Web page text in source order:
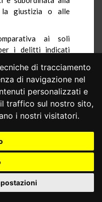
di tracciamento
di navigazione nel
personalizzati e
traffico sul nostro sito,
i nostri visitatori.
la giustizia o alle
ai soli
i delitti indicati
costituzionale
di questa Corte –,
i seguenti
agli stessi
applicabile alla
di cui all’art. 4-bis
non
ammessa: a) al